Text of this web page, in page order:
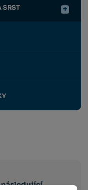
SRST
následující